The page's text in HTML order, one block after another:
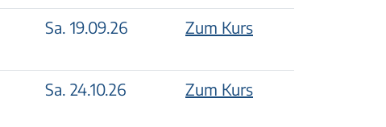
Sa. 19.09.26 Zum Kurs
Sa. 24.10.26 Zum Kurs